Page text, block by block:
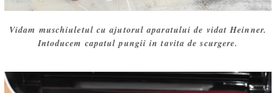
Vidam muschiuletul cu ajutorul aparatului de vidat Heinner.
Intoducem capatul pungii in tavita de scurgere.